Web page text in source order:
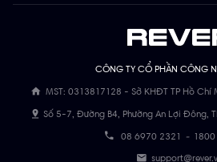
CÔNG TY CỔ PHẦN CÔNG
MST: 0313817128 - Sở KHĐT TP Hồ
Số 5-7, Đường B4, Phường An Lợi Đông,
08 6970 2321 -